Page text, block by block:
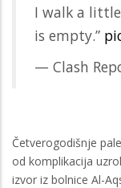
I walk a
is empty.”
— Clash
Četverogodišnje
od komplikacija
izvor iz bolnice Al-